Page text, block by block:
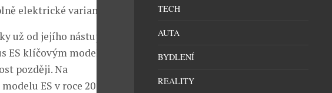
elektrické variantě.
už od jejího nástupu na
ES klíčovým modelem
později. Na
ES v roce 2010, do
TECH
AUTA
BYDLENÍ
REALITY